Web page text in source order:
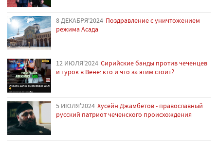
8 ДЕКАБРЯ'2024 Поздравление с уничтожением
режима Асада
12 ИЮЛЯ'2024 Сирийские банды против чеченцев
и турок в Вене: кто и что за этим стоит?
5 ИЮЛЯ'2024 Хусейн Джамбетов - православный
русский патриот чеченского происхождения